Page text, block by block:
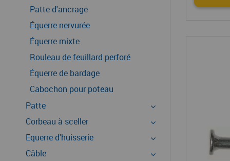
Patte d'ancrage
Équerre nervurée
Équerre mixte
Rouleau de feuillard perforé
Équerre de bardage
Cabochon pour poteau
Patte
Corbeau à sceller
Equerre d'huisserie
Câble